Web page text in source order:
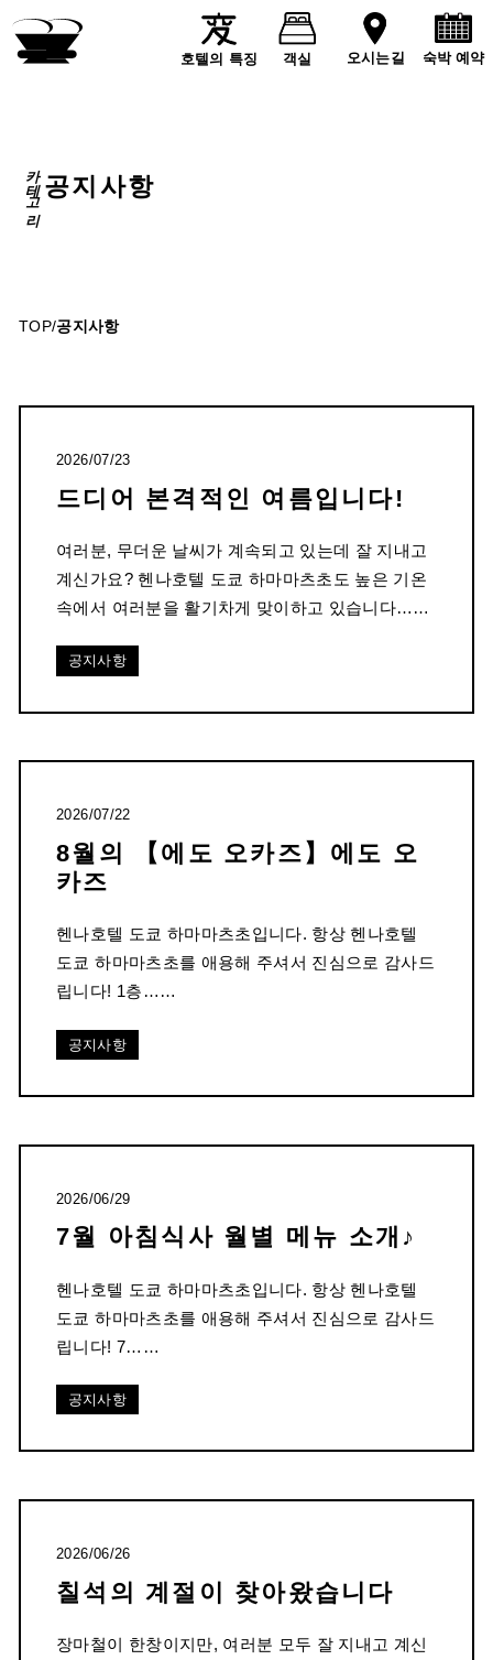
호텔의 특징 객실 오시는길 숙박 예약
카테고리 공지사항
TOP/공지사항
2026/07/23
드디어 본격적인 여름입니다!
여러분, 무더운 날씨가 계속되고 있는데 잘 지내고
계신가요? 헨나호텔 도쿄 하마마츠초도 높은 기온
속에서 여러분을 활기차게 맞이하고 있습니다……
공지사항
2026/07/22
8월의 【에도 오카즈】에도 오
카즈
헨나호텔 도쿄 하마마츠초입니다. 항상 헨나호텔
도쿄 하마마츠초를 애용해 주셔서 진심으로 감사드
립니다! 1층……
공지사항
2026/06/29
7월 아침식사 월별 메뉴 소개♪
헨나호텔 도쿄 하마마츠초입니다. 항상 헨나호텔
도쿄 하마마츠초를 애용해 주셔서 진심으로 감사드
립니다! 7……
공지사항
2026/06/26
칠석의 계절이 찾아왔습니다
장마철이 한창이지만, 여러분 모두 잘 지내고 계신